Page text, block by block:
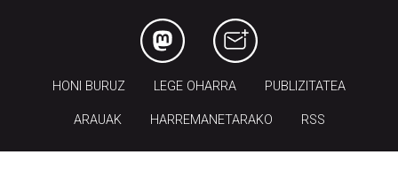
HONI BURUZ LEGE OHARRA PUBLIZITATEA
ARAUAK HARREMANETARAKO RSS